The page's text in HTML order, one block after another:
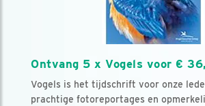
Ontvang 5 x Vogels voor €
Vogels is het tijdschrift voor onze
prachtige fotoreportages en